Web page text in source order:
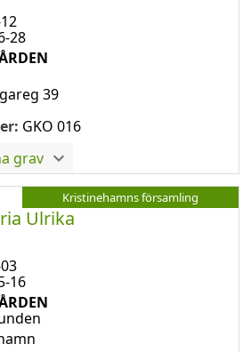
28
39
GKO 016
grav
Kristinehamns församling
Ulrika
16